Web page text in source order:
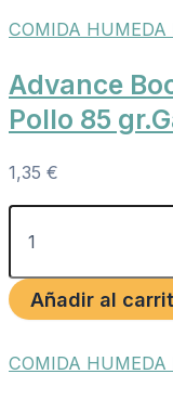
COMIDA HUMEDA
Advance
Pollo 85
1,35 €
Añadir al
COMIDA HUMEDA